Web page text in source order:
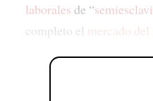
laborales de “
completo el mercado